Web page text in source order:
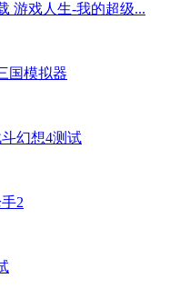
游戏人生-我的超级...
国模拟器
幻想4测试
2